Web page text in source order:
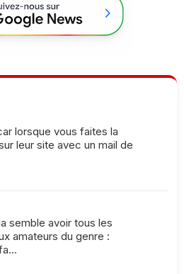
lorsque vous faites la
leur site avec un mail de
semble avoir tous les
amateurs du genre :